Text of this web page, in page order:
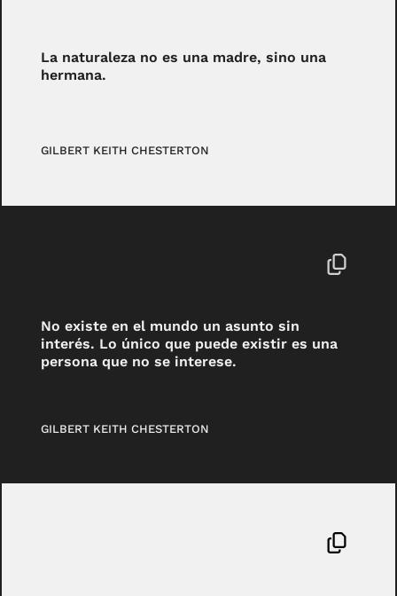
La naturaleza no es una madre, sino una
hermana.
GILBERT KEITH CHESTERTON
No existe en el mundo un asunto sin
interés. Lo único que puede existir es una
persona que no se interese.
GILBERT KEITH CHESTERTON